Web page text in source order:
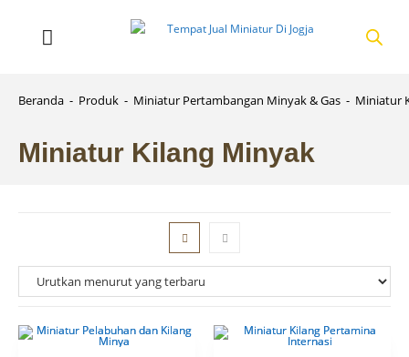
Beranda - Produk - Miniatur Pertambangan Minyak & Gas - Miniatur
Miniatur Kilang Minyak